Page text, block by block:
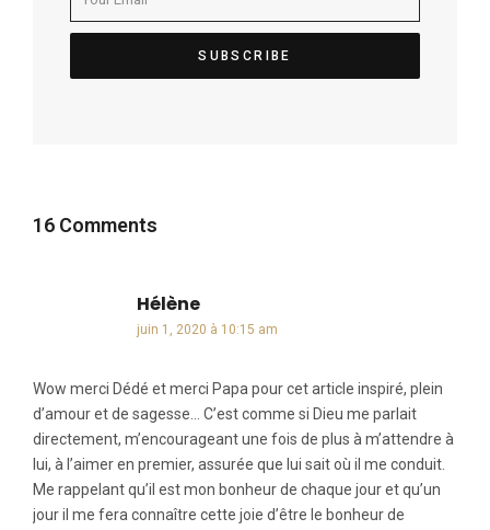
16 Comments
Hélènedit :
juin 1, 2020 à 10:15 am
Wow merci Dédé et merci Papa pour cet article inspiré, plein
d’amour et de sagesse… C’est comme si Dieu me parlait
directement, m’encourageant une fois de plus à m’attendre à
lui, à l’aimer en premier, assurée que lui sait où il me conduit.
Me rappelant qu’il est mon bonheur de chaque jour et qu’un
jour il me fera connaître cette joie d’être le bonheur de